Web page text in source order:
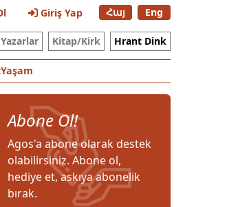
Giriş Yap Հայ Eng
Yazarlar Kitap/Kirk Hrant Dink
Yaşam
Abone Ol!
Agos'a abone olarak destek
olabilirsiniz. Abone ol,
hediye et, askıya abonelik
bırak.